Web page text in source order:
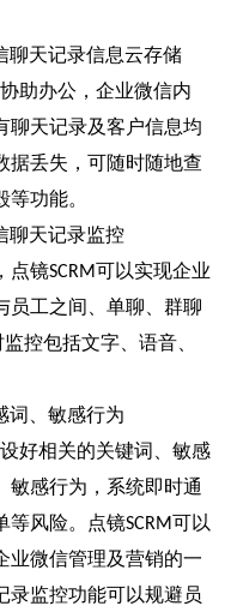
聊天记录信息云存储
助办公，企业微信内
聊天记录及客户信息均
据丢失，可随时随地查
功能。
聊天记录监控
点镜SCRM可以实现企业
员工之间、单聊、群聊
控包括文字、语音、
词、敏感行为
好相关的关键词、敏感
敏感行为，系统即时通
等风险。点镜SCRM可以
业微信管理及营销的一
录监控功能可以规避员